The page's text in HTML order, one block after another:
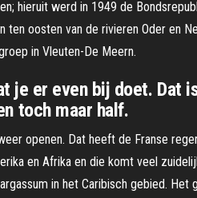
hieruit werd in 1949 de
oosten van de rivieren Oder en
in Vleuten-De Meern.
er even bij doet. Dat
toch maar half.
openen. Dat heeft de Franse
en Afrika en die komt veel
in het Caribisch gebied.